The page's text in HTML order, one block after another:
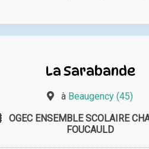
La Sarabande
à Beaugency (45)
OGEC ENSEMBLE SCOLAIRE
FOUCAULD